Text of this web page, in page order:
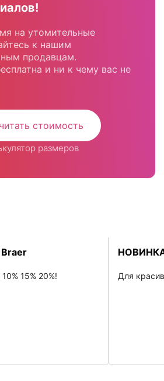
на утомительные
к нашим
продавцам.
и ни к чему вас не
стоимость
размеров
15% 20%! Для